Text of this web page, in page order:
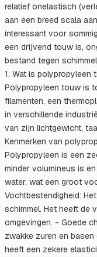
relatief onelastisch
aan een breed scala
interessant voor
een drijvend touw is,
bestand tegen
1. Wat is polypropyleen
Polypropyleen touw is
filamenten, een
in verschillende
van zijn lichtgewicht,
Kenmerken van
Polypropyleen is een
minder volumineus is
water, wat een groot
Vochtbestendigheid:
schimmel. Het heeft de
omgevingen. - Goede
zwakke zuren en
heeft een zekere